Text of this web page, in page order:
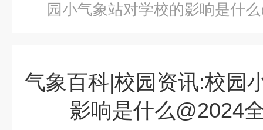
园小气象站对学校的影响是什
气象百科|校园资讯:校园
影响是什么@2024